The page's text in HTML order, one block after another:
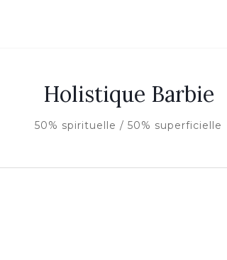
Holistique Barbie
50% spirituelle / 50% superficielle